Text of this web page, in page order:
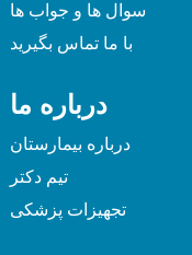
سوال ها و جواب ها
با ما تماس بگیرید
درباره ما
درباره بیمارستان
تیم دکتر
تجهیزات پزشکی